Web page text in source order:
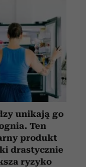
unikają go
Ten
produkt
drastycznie
ryzyko